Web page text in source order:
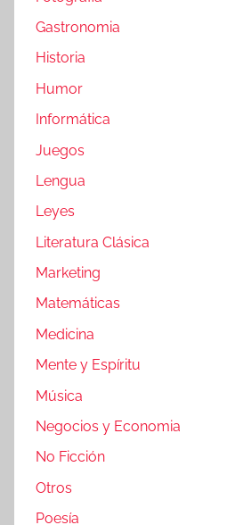
Gastronomia
Historia
Humor
Informática
Juegos
Lengua
Leyes
Literatura Clásica
Marketing
Matemáticas
Medicina
Mente y Espíritu
Música
Negocios y Economia
No Ficción
Otros
Poesía